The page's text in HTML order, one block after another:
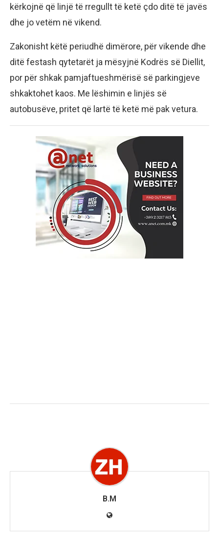
kërkojnë që linjë të rregullt të ketë çdo ditë të javës
dhe jo vetëm në vikend.
Zakonisht këtë periudhë dimërore, për vikende dhe
ditë festash qytetarët ja mësyjnë Kodrës së Diellit,
por për shkak pamjaftueshmërisë së parkingjeve
shkaktohet kaos. Me lëshimin e linjës së
autobusëve, pritet që lartë të ketë më pak vetura.
B.M